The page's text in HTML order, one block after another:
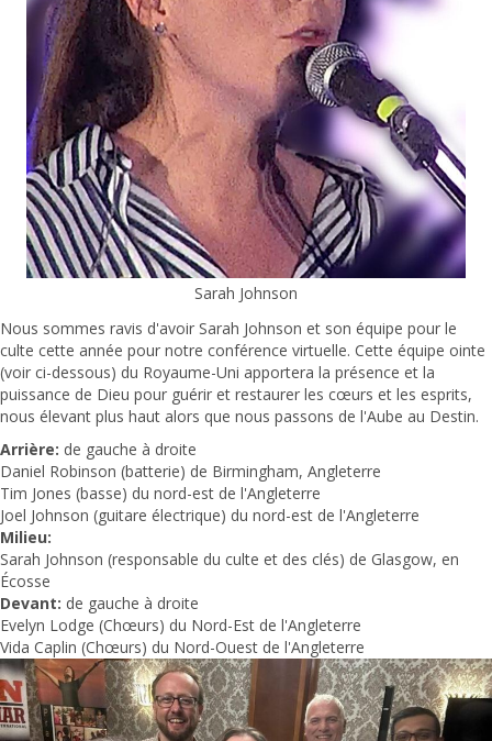
Sarah Johnson
Nous sommes ravis d'avoir Sarah Johnson et son équipe pour le
culte cette année pour notre conférence virtuelle. Cette équipe ointe
(voir ci-dessous) du Royaume-Uni apportera la présence et la
puissance de Dieu pour guérir et restaurer les cœurs et les esprits,
nous élevant plus haut alors que nous passons de l'Aube au Destin.
Arrière: de gauche à droite
Daniel Robinson (batterie) de Birmingham, Angleterre
Tim Jones (basse) du nord-est de l'Angleterre
Joel Johnson (guitare électrique) du nord-est de l'Angleterre
Milieu:
Sarah Johnson (responsable du culte et des clés) de Glasgow, en
Écosse
Devant: de gauche à droite
Evelyn Lodge (Chœurs) du Nord-Est de l'Angleterre
Vida Caplin (Chœurs) du Nord-Ouest de l'Angleterre